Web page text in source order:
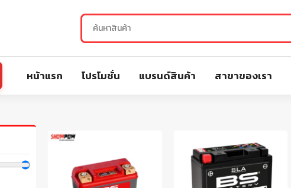
หน้าแรก โปรโมชั่น แบรนด์สินค้า สาขาของเรา